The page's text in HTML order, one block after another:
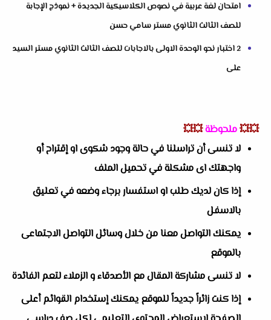
امتحان لغة عربية في نصوص الكلاسيكية الجديدة + نموذج الإجابة
للصف الثالث الثانوي مستر سامي حسن
2 اختبار نحو الوحدة الاولى بالاجابات للصف الثالث الثانوي مستر السيد
على
💥💥ملحوظة💥💥
لا تنسى أن تراسلنا في حالة وجود شكوى او إقتراح أو
واجهتك اى مشكلة في تحميل الملف
إذا كان لديك طلب او استفسار برجاء وضعه في تعليق
بالاسفل
يمكنك التواصل معنا من خلال وسائل التواصل الاجتماعى
بالموقع
لا تنسى مشاركة المقال مع الأصدقاء و الزملاء لتعم الفائدة
إذا كنت زائراً جديداً للموقع يمكنك إستخدام القوائم أعلى